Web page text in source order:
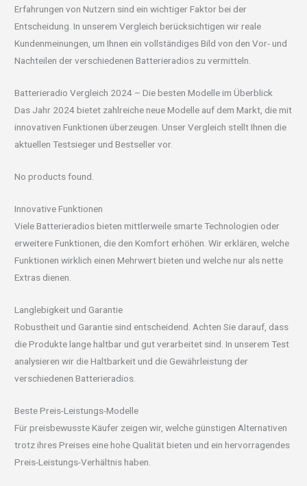
Erfahrungen von Nutzern sind ein wichtiger Faktor bei der
Entscheidung. In unserem Vergleich berücksichtigen wir reale
Kundenmeinungen, um Ihnen ein vollständiges Bild von den Vor- und
Nachteilen der verschiedenen Batterieradios zu vermitteln.
Batterieradio Vergleich 2024 – Die besten Modelle im Überblick
Das Jahr 2024 bietet zahlreiche neue Modelle auf dem Markt, die mit
innovativen Funktionen überzeugen. Unser Vergleich stellt Ihnen die
aktuellen Testsieger und Bestseller vor.
No products found.
Innovative Funktionen
Viele Batterieradios bieten mittlerweile smarte Technologien oder
erweitere Funktionen, die den Komfort erhöhen. Wir erklären, welche
Funktionen wirklich einen Mehrwert bieten und welche nur als nette
Extras dienen.
Langlebigkeit und Garantie
Robustheit und Garantie sind entscheidend. Achten Sie darauf, dass
die Produkte lange haltbar und gut verarbeitet sind. In unserem Test
analysieren wir die Haltbarkeit und die Gewährleistung der
verschiedenen Batterieradios.
Beste Preis-Leistungs-Modelle
Für preisbewusste Käufer zeigen wir, welche günstigen Alternativen
trotz ihres Preises eine hohe Qualität bieten und ein hervorragendes
Preis-Leistungs-Verhältnis haben.